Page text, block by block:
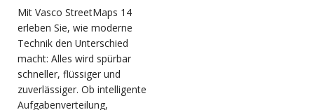
Mit Vasco StreetMaps 14
erleben Sie, wie moderne
Technik den Unterschied
macht: Alles wird spürbar
schneller, flüssiger und
zuverlässiger. Ob intelligente
Aufgabenverteilung,